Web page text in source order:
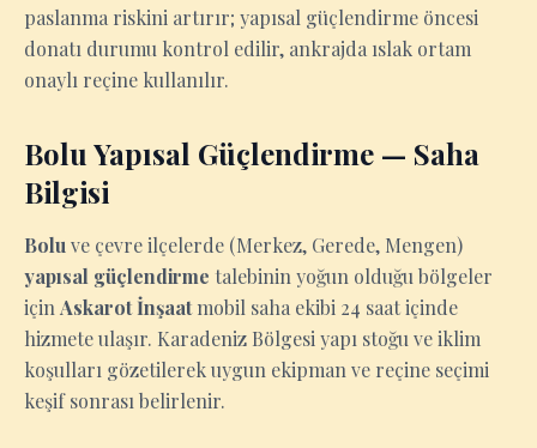
paslanma riskini artırır; yapısal güçlendirme öncesi
donatı durumu kontrol edilir, ankrajda ıslak ortam
onaylı reçine kullanılır.
Bolu Yapısal Güçlendirme — Saha
Bilgisi
Bolu ve çevre ilçelerde (Merkez, Gerede, Mengen)
yapısal güçlendirme talebinin yoğun olduğu bölgeler
için Askarot İnşaatmobil saha ekibi 24 saat içinde
hizmete ulaşır. Karadeniz Bölgesi yapı stoğu ve iklim
koşulları gözetilerek uygun ekipman ve reçine seçimi
keşif sonrası belirlenir.